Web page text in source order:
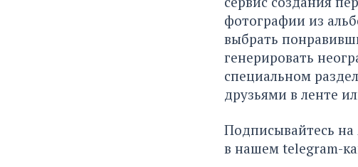
фотографии из
выбрать
генерировать
специальном
друзьями в ленте
Подписывайтесь на
в нашем telegram-